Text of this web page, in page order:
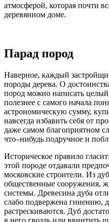
атмосферой, которая почти
деревянном доме.
Парад пород
Наверное, каждый
породы дерева. О
пород можно написать целый
полезнее с самого начала
астрономическую сумму,
навсегда избавить себя от
даже самом благоприятном
что–нибудь подручное и
Историческое правило
этой породе отдавали
московские строители. Из
общественные сооружения,
системы. Древесина дуба
слабо подвержена гниению,
растрескиваются. Дуб
в него гвоздь или ввинтить